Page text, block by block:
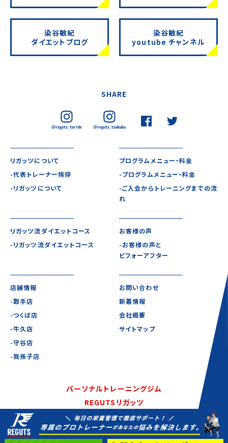
染谷敏紀
ダイエットブログ
染谷敏紀
youtube チャンネル
SHARE
リガッツについて
-代表トレーナー挨拶
-リガッツについて
プログラムメニュー・料金
-プログラムメニュー・料金
-ご入会からトレーニングまでの流
れ
リガッツ流ダイエットコース
-リガッツ流ダイエットコース
お客様の声
-お客様の声と
ビフォーアフター
店舗情報
-取手店
-つくば店
-牛久店
-守谷店
-我孫子店
お問い合わせ
新着情報
会社概要
サイトマップ
パーソナルトレーニングジム
REGUTSリガッツ